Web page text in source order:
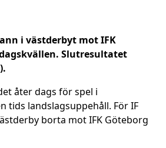
i västderbyt mot IFK
Slutresultatet
åter dags för spel i
tids landslagsuppehåll. För IF
borta mot IFK Göteborg